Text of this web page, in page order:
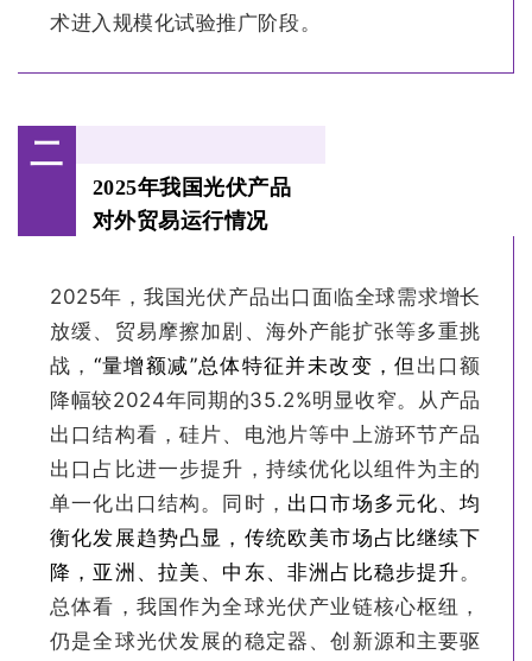
术进入规模化试验推广阶段。
二
2025年我国光伏产品
对外贸易运行情况
2025年，我国光伏产品出口面临全球需求增长
放缓、贸易摩擦加剧、海外产能扩张等多重挑
战， “量增额减”总体特征并未改变，但 出口额
降幅较2024年同期的35.2%明显收窄。从产品
出口结构看，硅片、电池片等中上游环节产品
出口占比进一步提升，持续优化以组件为主的
单一化出口结构。同时， 出口市场多元化、均
衡化发展趋势凸显，传统欧美市场占比继续下
降，亚洲、拉美、中东、非洲占比稳步提升。
总体看，我国作为全球光伏产业链核心枢纽，
仍是全球光伏发展的稳定器、创新源和主要驱